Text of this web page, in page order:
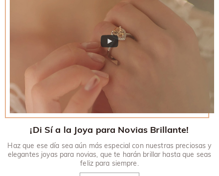
¡Di Sí a la Joya para Novias Brillante!
Haz que ese día sea aún más especial con nuestras preciosas y
elegantes joyas para novias, que te harán brillar hasta que seas
feliz para siempre.